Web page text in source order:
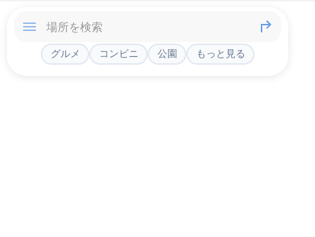
グルメ コンビニ 公園 もっと見る